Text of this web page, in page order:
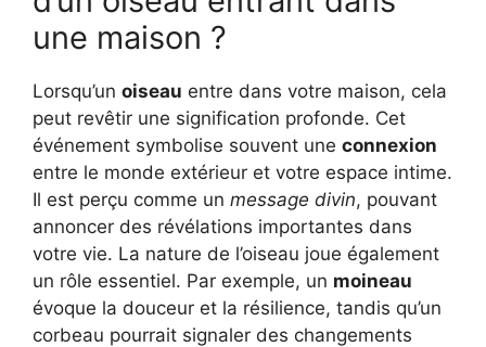
une maison ?
Lorsqu’un oiseau entre dans votre maison, cela
peut revêtir une signification profonde. Cet
événement symbolise souvent une connexion
entre le monde extérieur et votre espace intime.
Il est perçu comme un message divin, pouvant
annoncer des révélations importantes dans
votre vie. La nature de l’oiseau joue également
un rôle essentiel. Par exemple, un moineau
évoque la douceur et la résilience, tandis qu’un
corbeau pourrait signaler des changements